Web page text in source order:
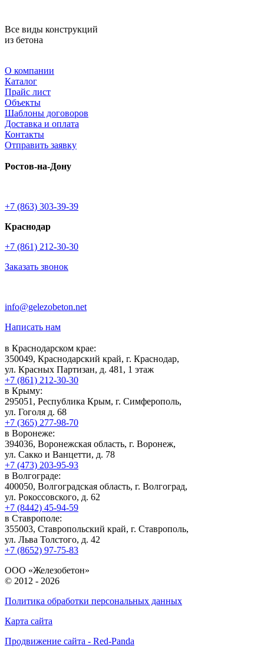
Все виды конструкций
из бетона
О компании
Каталог
Прайс лист
Объекты
Шаблоны договоров
Доставка и оплата
Контакты
Отправить заявку
Ростов-на-Дону
+7 (863) 303-39-39
Краснодар
+7 (861) 212-30-30
Заказать звонок
info@gelezobeton.net
Написать нам
в Краснодарском крае:
350049, Краснодарский край, г. Краснодар,
ул. Красных Партизан, д. 481, 1 этаж
+7 (861) 212-30-30
в Крыму:
295051, Республика Крым, г. Симферополь,
ул. Гоголя д. 68
+7 (365) 277-98-70
в Воронеже:
394036, Воронежская область, г. Воронеж,
ул. Сакко и Ванцетти, д. 78
+7 (473) 203-95-93
в Волгограде:
400050, Волгоградская область, г. Волгоград,
ул. Рокоссовского, д. 62
+7 (8442) 45-94-59
в Ставрополе:
355003, Ставропольский край, г. Ставрополь,
ул. Льва Толстого, д. 42
+7 (8652) 97-75-83
ООО «Железобетон»
© 2012 - 2026
Политика обработки персональных данных
Карта сайта
Продвижение сайта - Red-Panda